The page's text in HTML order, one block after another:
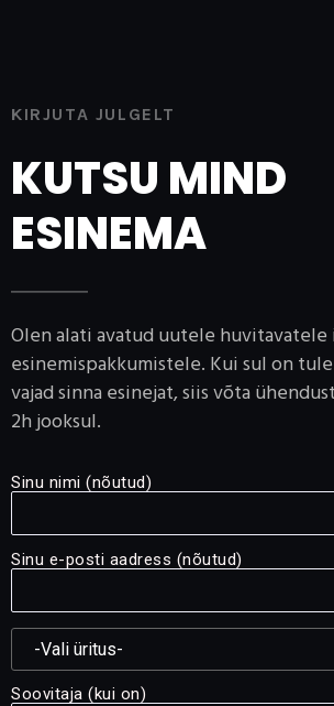
KIRJUTA JULGELT
KUTSU MIND
ESINEMA
Olen alati avatud uutele
esinemispakkumistele. Kui sul on
vajad sinna esinejat,siis võta
2h jooksul.
Sinu nimi (nõutud)
Sinu e-posti aadress (nõutud)
Soovitaja (kui on)